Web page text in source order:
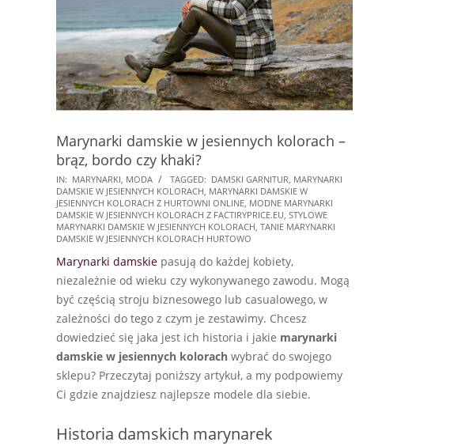
Marynarki damskie w jesiennych kolorach –
brąz, bordo czy khaki?
2022-
08-
26
IN: MARYNARKI MODA TAGGED: DAMSKI GARNITUR MARYNARKI
DAMSKIE W JESIENNYCH KOLORACH MARYNARKI DAMSKIE W
JESIENNYCH KOLORACH Z HURTOWNI ONLINE MODNE MARYNARKI
DAMSKIE W JESIENNYCH KOLORACH Z FACTIRYPRICE.EU STYLOWE
MARYNARKI DAMSKIE W JESIENNYCH KOLORACH TANIE MARYNARKI
DAMSKIE W JESIENNYCH KOLORACH HURTOWO
Marynarki damskie pasują do każdej kobiety,
niezależnie od wieku czy wykonywanego zawodu. Mogą
być częścią stroju biznesowego lub casualowego, w
zależności do tego z czym je zestawimy. Chcesz
dowiedzieć się jaka jest ich historia i jakie marynarki
damskie w jesiennych kolorach wybrać do swojego
sklepu? Przeczytaj poniższy artykuł, a my podpowiemy
Ci gdzie znajdziesz najlepsze modele dla siebie.
Historia damskich marynarek